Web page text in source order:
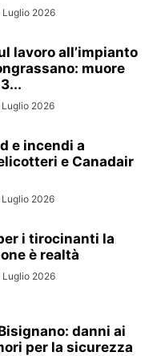
Luglio 2026
lavoro all’impianto
muore
Luglio 2026
e incendi a
e Canadair
Luglio 2026
i tirocinanti la
è realtà
Luglio 2026
danni ai
per la sicurezza